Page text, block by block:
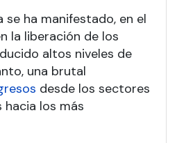
se ha manifestado, en el
la liberación de los
altos niveles de
una brutal
desde los sectores
los más